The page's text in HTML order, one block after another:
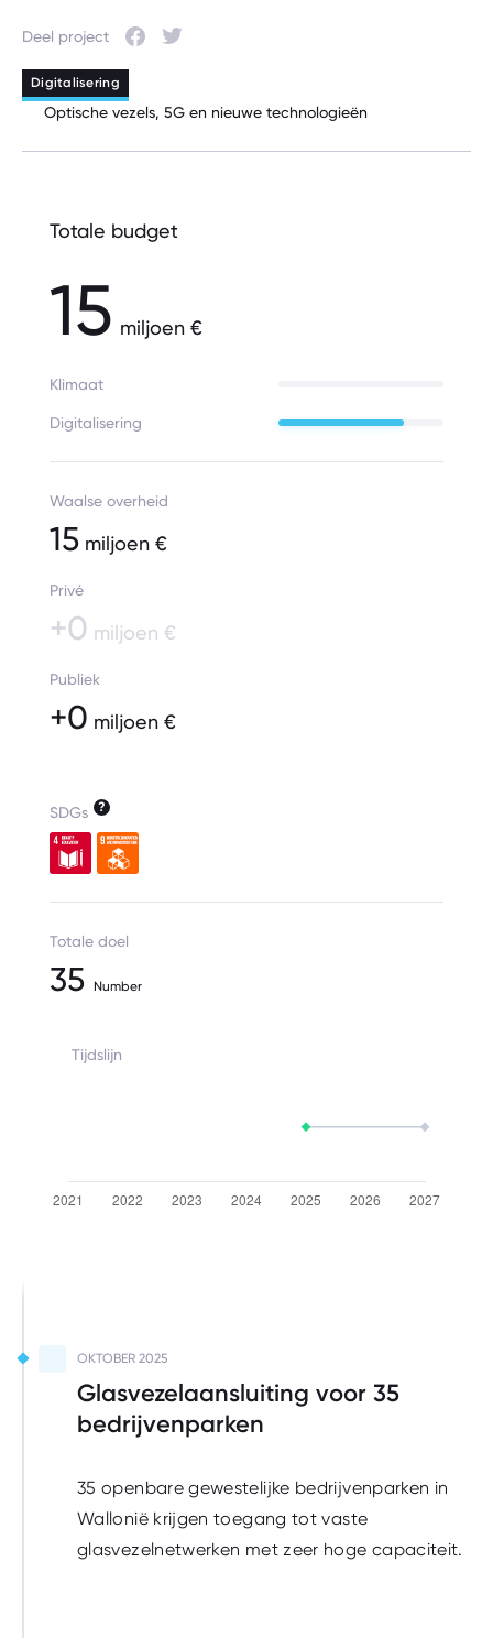
Deel project Facebook
Twitter
Digitalisering
Optische vezels, 5G en nieuwe technologieën
Totale budget
15 miljoen €
Klimaat
Digitalisering
Waalse overheid
15 miljoen €
Privé
+0 miljoen €
Publiek
+0 miljoen €
SDGs ?
Totale doel
35 Number
Tijdslijn
OKTOBER 2025
Glasvezelaansluiting voor 35
bedrijvenparken
Uit te voeren
35 openbare gewestelijke bedrijvenparken in
Wallonië krijgen toegang tot vaste
glasvezelnetwerken met zeer hoge capaciteit.